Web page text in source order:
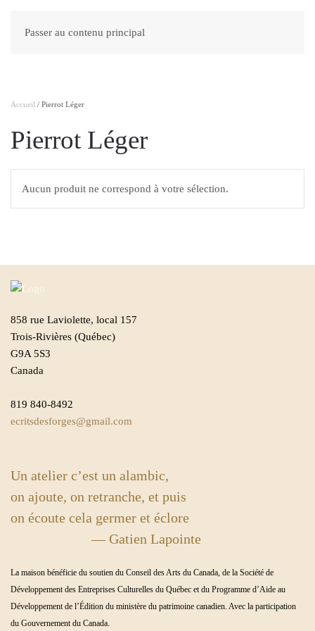
Passer au contenu principal
Accueil / Pierrot Léger
Pierrot Léger
Aucun produit ne correspond à votre sélection.
858 rue Laviolette, local 157
Trois-Rivières (Québec)
G9A 5S3
Canada
819 840-8492
ecritsdesforges@gmail.com
Un atelier c’est un alambic,
on ajoute, on retranche, et puis
on écoute cela germer et éclore
— Gatien Lapointe
La maison bénéficie du soutien du Conseil des Arts du Canada, de la Société de
Développement des Entreprises Culturelles du Québec et du Programme d’Aide au
Développement de l’Édition du ministère du patrimoine canadien. Avec la participation
du Gouvernement du Canada.